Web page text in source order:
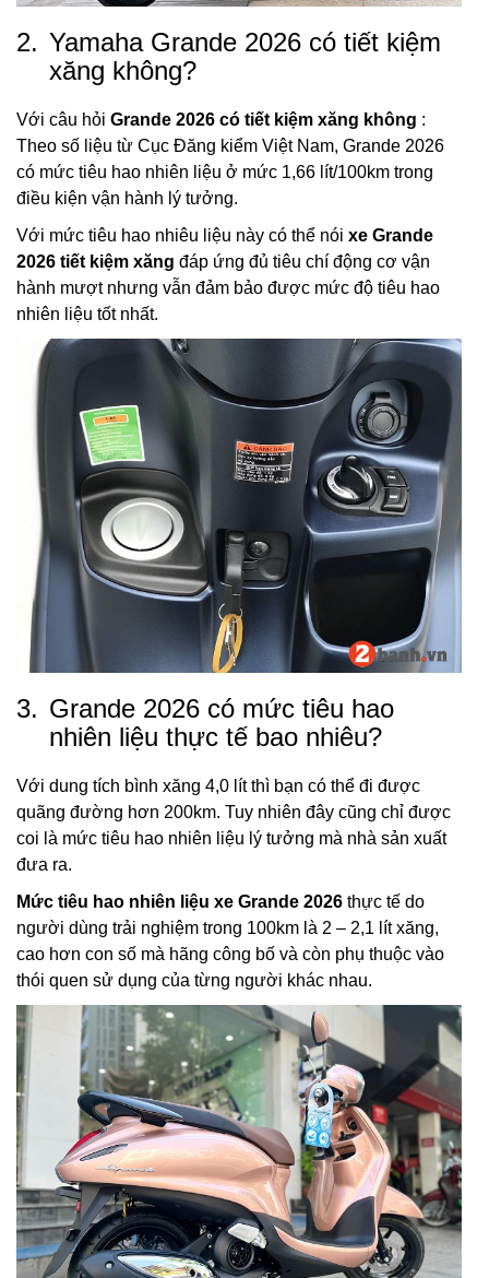
2. Yamaha Grande 2026 có tiết kiệm
xăng không?
Với câu hỏi Grande 2026 có tiết kiệm xăng không :
Theo số liệu từ Cục Đăng kiểm Việt Nam, Grande 2026
có mức tiêu hao nhiên liệu ở mức 1,66 lít/100km trong
điều kiện vận hành lý tưởng.
Với mức tiêu hao nhiêu liệu này có thể nói xe Grande
2026 tiết kiệm xăng đáp ứng đủ tiêu chí động cơ vận
hành mượt nhưng vẫn đảm bảo được mức độ tiêu hao
nhiên liệu tốt nhất.
3. Grande 2026 có mức tiêu hao
nhiên liệu thực tế bao nhiêu?
Với dung tích bình xăng 4,0 lít thì bạn có thể đi được
quãng đường hơn 200km. Tuy nhiên đây cũng chỉ được
coi là mức tiêu hao nhiên liệu lý tưởng mà nhà sản xuất
đưa ra.
Mức tiêu hao nhiên liệu xe Grande 2026 thực tế do
người dùng trải nghiệm trong 100km là 2 – 2,1 lít xăng,
cao hơn con số mà hãng công bố và còn phụ thuộc vào
thói quen sử dụng của từng người khác nhau.